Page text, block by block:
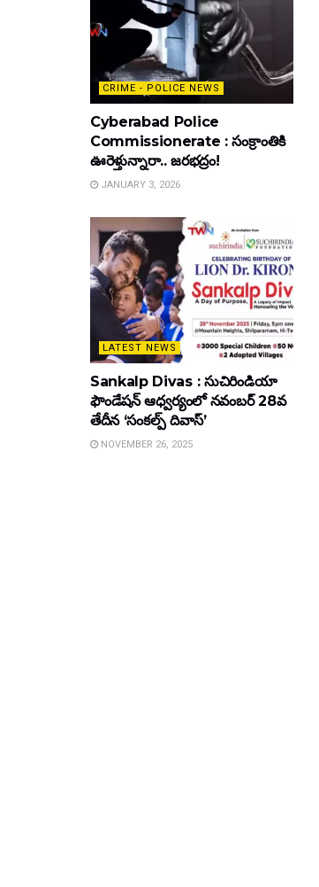
CRIME - POLICE NEWS
Cyberabad Police
Commissionerate : సంక్రాంతికి
ఊరెళ్తున్నారా.. జరభద్రం!
JANUARY 3, 2026
LATEST NEWS
Sankalp Divas : సుచిరిండియా
ఫౌండేషన్ ఆధ్వర్యంలో నవంబర్ 28వ
తేదీన ‘సంకల్ప్ దివాస్’
NOVEMBER 26, 2025